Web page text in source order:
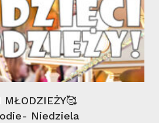
MŁODZIEŻY🥰
Niedziela